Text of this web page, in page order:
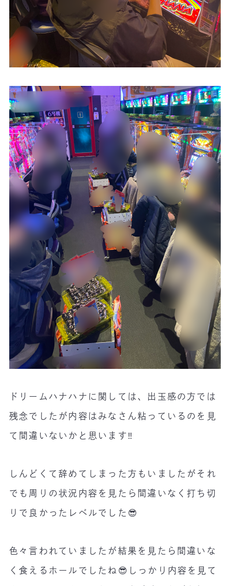
ドリームハナハナに関しては、出玉感の方では
残念でしたが内容はみなさん粘っているのを見
て間違いないかと思います‼️
しんどくて辞めてしまった方もいましたがそれ
でも周りの状況内容を見たら間違いなく打ち切
りで良かったレベルでした😎
色々言われていましたが結果を見たら間違いな
く食えるホールでしたね😎しっかり内容を見て